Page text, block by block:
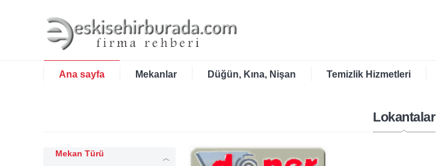
Ana sayfa Mekanlar Düğün, Kına, Nişan Temizlik Hizmetleri
Lokantalar
Mekan Türü